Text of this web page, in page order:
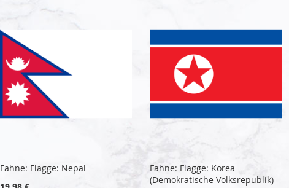
Fahne: Flagge: Nepal
Fahne: Flagge: Korea
(Demokratische Volksrepublik)